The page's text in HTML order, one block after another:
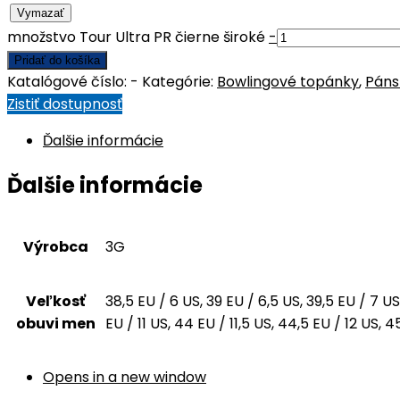
Vymazať
množstvo Tour Ultra PR čierne široké -
Pridať do košíka
Katalógové číslo: - Kategórie: Bowlingové topánky,
Zistiť dostupnosť
Ďalšie informácie
Ďalšie informácie
Výrobca 3G
Veľkosť
obuvi men
38,5 EU / 6 US, 39 EU / 6,5 US, 39,5 EU / 7
EU / 11 US, 44 EU / 11,5 US, 44,5 EU / 12 US,
Opens in a new window